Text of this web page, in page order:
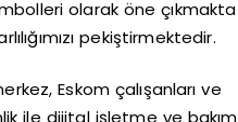
olarak öne çıkmakta
pekiştirmektedir.
Eskom çalışanları ve